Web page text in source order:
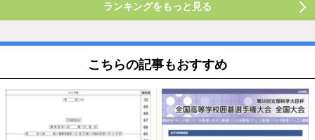
ランキングをもっと見る
こちらの記事もおすすめ